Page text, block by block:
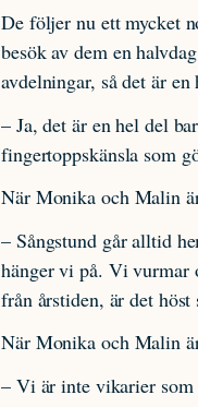
De följer nu ett mycket
besök av dem en
avdelningar, så det är
– Ja, det är en hel del
fingertoppskänsla som
När Monika och Malin
– Sångstund går alltid
hänger vi på. Vi vurmar
från årstiden, är det
När Monika och Malin
– Vi är inte vikarier